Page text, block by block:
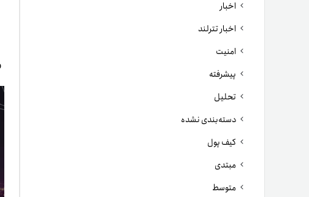
اخبار
اخبار تترلند
امنیت
پیشرفته
تحلیل
دسته‌بندی نشده
کیف پول
مبتدی
متوسط